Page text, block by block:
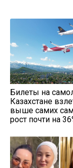
Билеты на
Казахстане
выше самих
рост почти на